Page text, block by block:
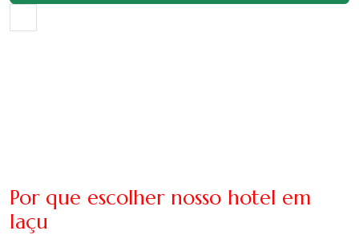
Por que escolher nosso hotel em
Iaçu